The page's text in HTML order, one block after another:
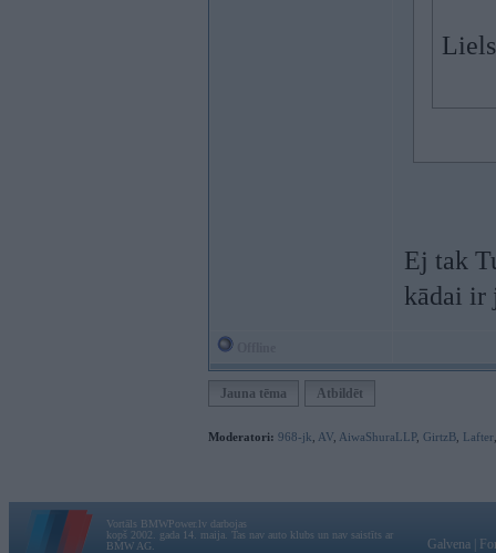
Ej tak
kādai ir
Jauna tēma Atbildēt
Moderatori: 968-jk AV AiwaShuraLLP, GirtzB Lafter
Vortāls BMWPower.lv darbojas
kopš 2002. gada 14. maija. Tas nav auto klubs un nav saistīts ar
BMW AG.
Galvena